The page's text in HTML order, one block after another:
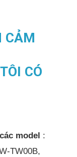
CẢM
CÓ
model :
TW00B,